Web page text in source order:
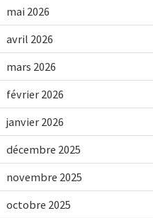
mai 2026
avril 2026
mars 2026
février 2026
janvier 2026
décembre 2025
novembre 2025
octobre 2025